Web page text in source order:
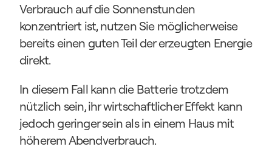
Verbrauch auf die Sonnenstunden
konzentriert ist, nutzen Sie möglicherweise
bereits einen guten Teil der erzeugten Energie
direkt.
In diesem Fall kann die Batterie trotzdem
nützlich sein, ihr wirtschaftlicher Effekt kann
jedoch geringer sein als in einem Haus mit
höherem Abendverbrauch.